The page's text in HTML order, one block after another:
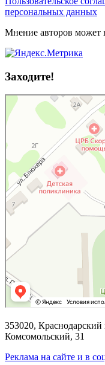
персональных данных
Мнение авторов может
Заходите!
353020, Краснодарский
Комсомольский, 31
Реклама на сайте и в